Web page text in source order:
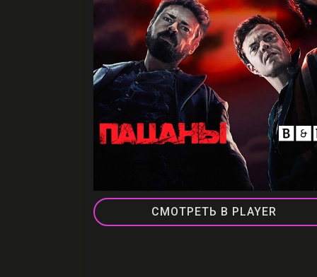
СМОТРЕТЬ В PLAYER